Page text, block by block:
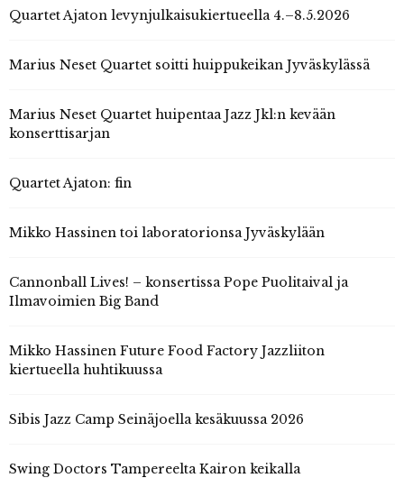
Quartet Ajaton levynjulkaisukiertueella 4.–8.5.2026
Marius Neset Quartet soitti huippukeikan Jyväskylässä
Marius Neset Quartet huipentaa Jazz Jkl:n kevään
konserttisarjan
Quartet Ajaton: fin
Mikko Hassinen toi laboratorionsa Jyväskylään
Cannonball Lives! – konsertissa Pope Puolitaival ja
Ilmavoimien Big Band
Mikko Hassinen Future Food Factory Jazzliiton
kiertueella huhtikuussa
Sibis Jazz Camp Seinäjoella kesäkuussa 2026
Swing Doctors Tampereelta Kairon keikalla